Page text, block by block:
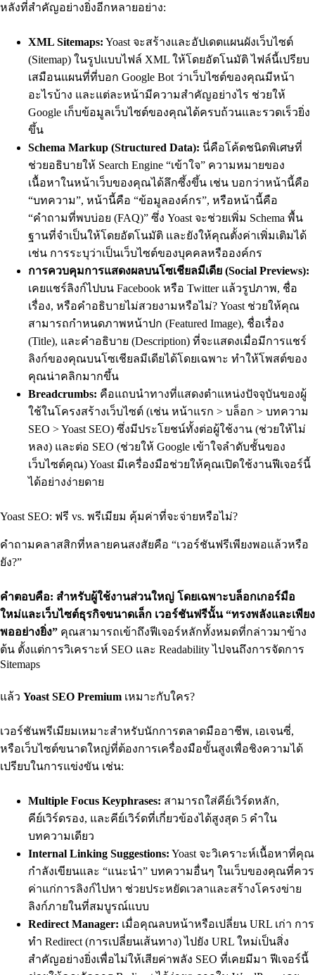
หลังที่สำคัญอย่างยิ่งอีกหลายอย่าง:
XML Sitemaps: Yoast จะสร้างและอัปเดตแผนผังเว็บไซต์
(Sitemap) ในรูปแบบไฟล์ XML ให้โดยอัตโนมัติ ไฟล์นี้เปรียบ
เสมือนแผนที่ที่บอก Google Bot ว่าเว็บไซต์ของคุณมีหน้า
อะไรบ้าง และแต่ละหน้ามีความสำคัญอย่างไร ช่วยให้
Google เก็บข้อมูลเว็บไซต์ของคุณได้ครบถ้วนและรวดเร็วยิ่ง
ขึ้น
Schema Markup (Structured Data): นี่คือโค้ดชนิดพิเศษที่
ช่วยอธิบายให้ Search Engine “เข้าใจ” ความหมายของ
เนื้อหาในหน้าเว็บของคุณได้ลึกซึ้งขึ้น เช่น บอกว่าหน้านี้คือ
“บทความ”, หน้านี้คือ “ข้อมูลองค์กร”, หรือหน้านี้คือ
“คำถามที่พบบ่อย (FAQ)” ซึ่ง Yoast จะช่วยเพิ่ม Schema พื้น
ฐานที่จำเป็นให้โดยอัตโนมัติ และยังให้คุณตั้งค่าเพิ่มเติมได้
เช่น การระบุว่าเป็นเว็บไซต์ของบุคคลหรือองค์กร
การควบคุมการแสดงผลบนโซเชียลมีเดีย (Social Previews):
เคยแชร์ลิงก์ไปบน Facebook หรือ Twitter แล้วรูปภาพ, ชื่อ
เรื่อง, หรือคำอธิบายไม่สวยงามหรือไม่? Yoast ช่วยให้คุณ
สามารถกำหนดภาพหน้าปก (Featured Image), ชื่อเรื่อง
(Title), และคำอธิบาย (Description) ที่จะแสดงเมื่อมีการแชร์
ลิงก์ของคุณบนโซเชียลมีเดียได้โดยเฉพาะ ทำให้โพสต์ของ
คุณน่าคลิกมากขึ้น
Breadcrumbs: คือแถบนำทางที่แสดงตำแหน่งปัจจุบันของผู้
ใช้ในโครงสร้างเว็บไซต์ (เช่น หน้าแรก > บล็อก > บทความ
SEO > Yoast SEO) ซึ่งมีประโยชน์ทั้งต่อผู้ใช้งาน (ช่วยให้ไม่
หลง) และต่อ SEO (ช่วยให้ Google เข้าใจลำดับชั้นของ
เว็บไซต์คุณ) Yoast มีเครื่องมือช่วยให้คุณเปิดใช้งานฟีเจอร์นี้
ได้อย่างง่ายดาย
Yoast SEO: ฟรี vs. พรีเมียม คุ้มค่าที่จะจ่ายหรือไม่?
คำถามคลาสสิกที่หลายคนสงสัยคือ “เวอร์ชันฟรีเพียงพอแล้วหรือ
ยัง?”
คำตอบคือ: สำหรับผู้ใช้งานส่วนใหญ่ โดยเฉพาะบล็อกเกอร์มือ
ใหม่และเว็บไซต์ธุรกิจขนาดเล็ก เวอร์ชันฟรีนั้น “ทรงพลังและเพียง
พออย่างยิ่ง” คุณสามารถเข้าถึงฟีเจอร์หลักทั้งหมดที่กล่าวมาข้าง
ต้น ตั้งแต่การวิเคราะห์ SEO และ Readability ไปจนถึงการจัดการ
Sitemaps
แล้ว Yoast SEO Premium เหมาะกับใคร?
เวอร์ชันพรีเมียมเหมาะสำหรับนักการตลาดมืออาชีพ, เอเจนซี่,
หรือเว็บไซต์ขนาดใหญ่ที่ต้องการเครื่องมือขั้นสูงเพื่อชิงความได้
เปรียบในการแข่งขัน เช่น:
Multiple Focus Keyphrases: สามารถใส่คีย์เวิร์ดหลัก,
คีย์เวิร์ดรอง, และคีย์เวิร์ดที่เกี่ยวข้องได้สูงสุด 5 คำใน
บทความเดียว
Internal Linking Suggestions: Yoast จะวิเคราะห์เนื้อหาที่คุณ
กำลังเขียนและ “แนะนำ” บทความอื่นๆ ในเว็บของคุณที่ควร
ค่าแก่การลิงก์ไปหา ช่วยประหยัดเวลาและสร้างโครงข่าย
ลิงก์ภายในที่สมบูรณ์แบบ
Redirect Manager: เมื่อคุณลบหน้าหรือเปลี่ยน URL เก่า การ
ทำ Redirect (การเปลี่ยนเส้นทาง) ไปยัง URL ใหม่เป็นสิ่ง
สำคัญอย่างยิ่งเพื่อไม่ให้เสียค่าพลัง SEO ที่เคยมีมา ฟีเจอร์นี้